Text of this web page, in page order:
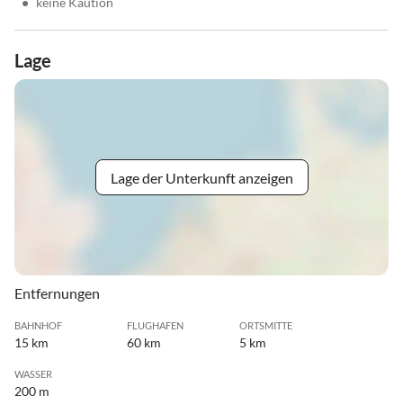
Lage
Lage der Unterkunft anzeigen
Entfernungen
BAHNHOF
15 km
FLUGHAFEN
60 km
ORTSMITTE
5 km
WASSER
200 m